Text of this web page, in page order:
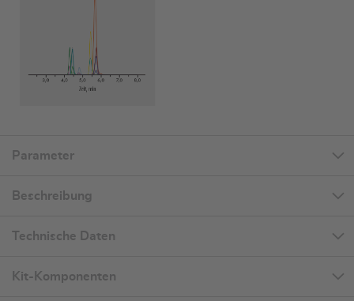
Parameter
Beschreibung
Technische Daten
Kit-Komponenten